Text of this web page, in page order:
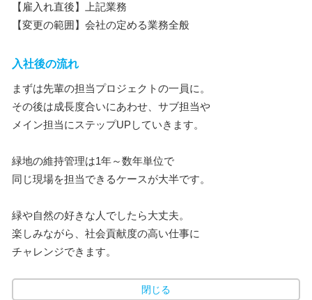
【雇入れ直後】上記業務
【変更の範囲】会社の定める業務全般
入社後の流れ
まずは先輩の担当プロジェクトの一員に。
その後は成長度合いにあわせ、サブ担当や
メイン担当にステップUPしていきます。
緑地の維持管理は1年～数年単位で
同じ現場を担当できるケースが大半です。
緑や自然の好きな人でしたら大丈夫。
楽しみながら、社会貢献度の高い仕事に
チャレンジできます。
閉じる